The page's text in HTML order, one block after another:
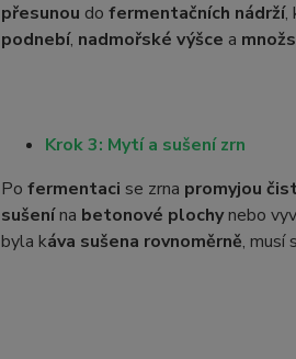
přesunou do fermentačních nádrží,
podnebí, nadmořské výšce a
Krok 3: Mytí a sušení zrn
Po fermentaci se zrna promyjou
sušenína betonové plochynebo
byla káva sušena rovnoměrně, musí